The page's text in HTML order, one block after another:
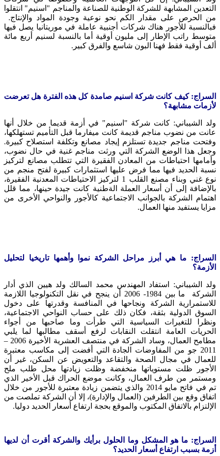
التعدين المشابهة للشركة الوطنية للصناعة والمناجم "اسنيم" انتقلوا
من الحرص على مقدار الكم نحو نوعية وجودة المواد والإنتاج.
فبالنسبة للأجور هناك شركات أجنبية عاملة في موريتانيا يصل فيها
متوسط راتب الإطار إلى مليون أوقية أما بالنسبة لسنيم أربع مائة
ألف أوقية فقط فهنا البون شاسع والفرق كبير.
السراج: كيف كانت شركة اسنيم صامدة كل هذه الفترة هل تعرضت
لأزمات مشابهة؟
ولد الشيباني: كانت شركة "اسنيم" في أزمة قديما من خلال أنها
عانت من نضوب مناجم قديمة كانت ميفارما قبل التأميم تستهلكها،
وفتحت مناجم جديدة تستلزم إيجاد مصانع وتكلفة استصلاح كبيرة.
وجعل هذا الوضع الشركة التي ورثت مناجم غنية في حال نضوب،
وأمامها احتياطات من المعادن الفقيرة التي تتطلب مصانع لتركيز
نسبة الحديد فيها مما فرض عليها استثمارات كبيرة لفتح منجم من
نوع غني وبناء مصنع القلب 1 لتركيز الاحتياطات المعدنية الفقيرة،
بالإضافة إلى أن أسعار العملة الةطنية كانت جيدة حينها، مما قلل
اهتمام الشركة بالجوانب الاجتماعية كالأجور والنواحي الأخرى من
مزايا يستفيد منها العمال.
السراج: ما هي أبرز مراحل الشركة نموا وأهمها تاريخيا لتحليل
الأزمة؟
ولد الشيباني: استفاد المهندس محمد السالك ولد هيين الذي أدار
الشركة ما بين 1984- 2006 أن ينجح في نقل التكنولوجيا اللازمة
للاستمرارية الشركة ونجاحها في المنافسة وقدرتها على دخول
السوق الدولية بثقة، فكان ذلك على حساب النواحي الاجتماعية،
ونظرا للتغيرات السياسية التي طرأت وما صاحبها من أجواء
الحريات العامة انتقلت النقابات لرفع أسقف مطالبها لما يلبي
مطامح العمال، وساد الشركة في منتصف العشرية الأخيرة 2006 –
2011 جو من المفاوضات الجادة التي أفضت إلى مكاسب معتبرة
للعمال في مجال الصحة والتقاعد والتعويض عن السكن، غير أن
الأجور ظلت مستوياتها منخفضة وظلت زيادتها محل طلب ملح
ومستمر من طرف العمال، وكانت موضع الحراك قبل الأخير الذي
تم في فاتح مايو 2014 والذي يتضمن زيادة معتبرة للأجور من خلال
اتفاق وقع بين الطرفين (العمال والإدارة)، إلا أن الشركة تملصت من
الإلتزام بالاتفاق المكتوب والموقع بحجة ارتفاع أسعار الحديد دوليا.
السراج: ما هو المشكل وما الحلول برأيك والشركة أقرت أن لديها
أزمة بسبب ارتفاع أسعار الحديد؟